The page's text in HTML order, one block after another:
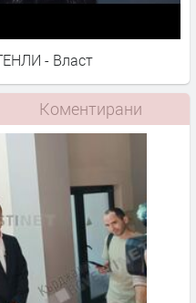
- Власт
Коментирани